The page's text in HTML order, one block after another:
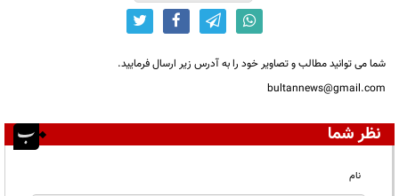
شما می توانید مطالب و تصاویر خود را به آدرس زیر ارسال فرمایید.
bultannews@gmail.com
نظر شما
نام